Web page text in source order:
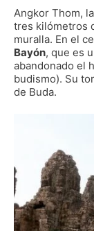
Angkor Thom,
tres kilómetros
muralla. En el
Bayón, que es
abandonado el
budismo). Su
de Buda.